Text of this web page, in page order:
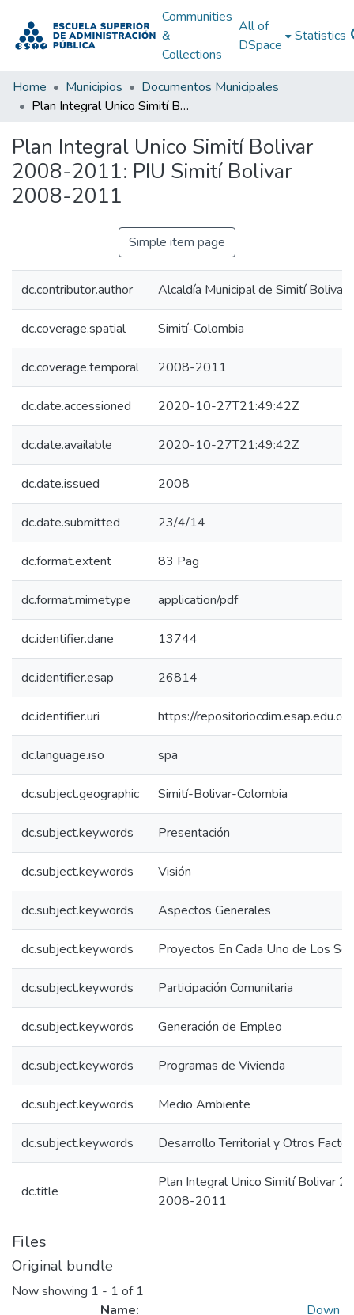
Communities
&
Collections
All of
DSpace
Statistics
Home Municipios
Documentos Municipales
Plan Integral Unico Simití Bolivar 2008-2011: PIU Simití Bolivar 2008-2011
Plan Integral Unico Simití Bolivar
2008-2011: PIU Simití Bolivar
2008-2011
Simple item page
dc.contributor.author Alcaldía Municipal de Simití Bolivar
dc.coverage.spatial Simití-Colombia
dc.coverage.temporal 2008-2011
dc.date.accessioned 2020-10-27T21:49:42Z
dc.date.available 2020-10-27T21:49:42Z
dc.date.issued 2008
dc.date.submitted 23/4/14
dc.format.extent 83 Pag
dc.format.mimetype application/pdf
dc.identifier.dane 13744
dc.identifier.esap 26814
dc.identifier.uri https://
dc.language.iso spa
dc.subject.geographic Simití-Bolivar-Colombia
dc.subject.keywords Presentación
dc.subject.keywords Visión
dc.subject.keywords Aspectos Generales
dc.subject.keywords Proyectos En Cada Uno de Los
dc.subject.keywords Participación Comunitaria
dc.subject.keywords Generación de Empleo
dc.subject.keywords Programas de Vivienda
dc.subject.keywords Medio Ambiente
dc.subject.keywords Desarrollo Territorial y Otros
dc.title
Plan Integral Unico Simití Bolivar
2008-2011
Files
Original bundle
Now showing 1 - 1 of 1
Name:
Down